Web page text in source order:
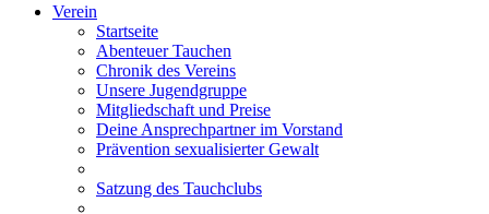
Verein
Startseite
Abenteuer Tauchen
Chronik des Vereins
Unsere Jugendgruppe
Mitgliedschaft und Preise
Deine Ansprechpartner im Vorstand
Prävention sexualisierter Gewalt
Satzung des Tauchclubs